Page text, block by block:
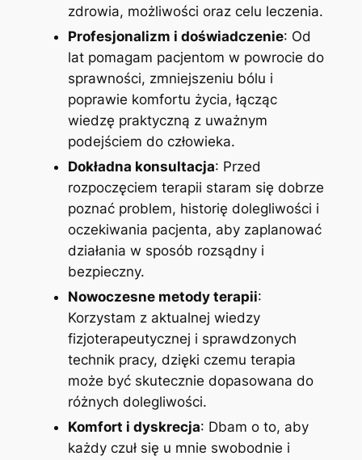
zdrowia, możliwości oraz celu leczenia.
Profesjonalizm i doświadczenie: Od
lat pomagam pacjentom w powrocie do
sprawności, zmniejszeniu bólu i
poprawie komfortu życia, łącząc
wiedzę praktyczną z uważnym
podejściem do człowieka.
Dokładna konsultacja: Przed
rozpoczęciem terapii staram się dobrze
poznać problem, historię dolegliwości i
oczekiwania pacjenta, aby zaplanować
działania w sposób rozsądny i
bezpieczny.
Nowoczesne metody terapii:
Korzystam z aktualnej wiedzy
fizjoterapeutycznej i sprawdzonych
technik pracy, dzięki czemu terapia
może być skutecznie dopasowana do
różnych dolegliwości.
Komfort i dyskrecja: Dbam o to, aby
każdy czuł się u mnie swobodnie i